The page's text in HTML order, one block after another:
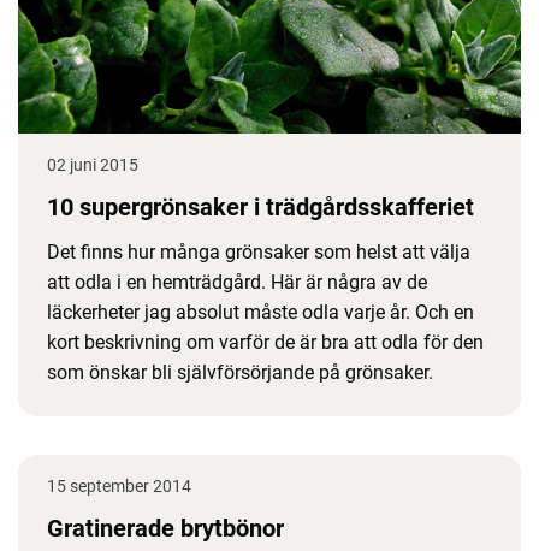
02 juni 2015
10 supergrönsaker i trädgårdsskafferiet
Det finns hur många grönsaker som helst att välja
att odla i en hemträdgård. Här är några av de
läckerheter jag absolut måste odla varje år. Och en
kort beskrivning om varför de är bra att odla för den
som önskar bli självförsörjande på grönsaker.
15 september 2014
Gratinerade brytbönor